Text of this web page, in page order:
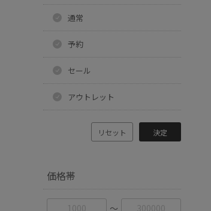
通常
予約
セール
アウトレット
リセット 決定
価格帯
〜